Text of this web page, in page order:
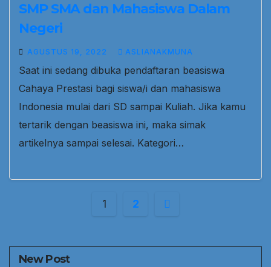
SMP SMA dan Mahasiswa Dalam
Negeri
AGUSTUS 19, 2022 ASLIANAKMUNA
Saat ini sedang dibuka pendaftaran beasiswa
Cahaya Prestasi bagi siswa/i dan mahasiswa
Indonesia mulai dari SD sampai Kuliah. Jika kamu
tertarik dengan beasiswa ini, maka simak
artikelnya sampai selesai. Kategori…
Paginasi
1 2
New Post